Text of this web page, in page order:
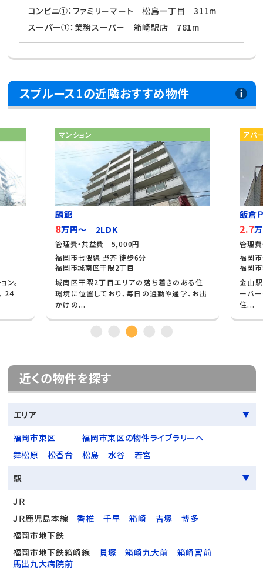
コンビニ①：ファミリーマート 松島一丁目 311m
スーパー①：業務スーパー 箱崎駅店 781m
スプルース1の近隣おすすめ物件
ン。
24
マンション
麟館
8万円～ 2LDK
管理費・共益費 5,000円
福岡市七隈線 野芥 徒歩6分
福岡市城南区干隈2丁目
城南区干隈2丁目エリアの落ち着きのある住
環境に位置しており、毎日の通勤や通学、お出
かけの...
アパ
飯倉
2.7
管理
福岡
福岡
金山
ーパ
住...
近くの物件を探す
エリア
福岡市東区
福岡市東区の物件ライブラリーへ
舞松原
松香台 松島 水谷
若宮
駅
ＪＲ
ＪＲ鹿児島本線
香椎 千早 箱崎 吉塚
博多
福岡市地下鉄
福岡市地下鉄箱崎線
貝塚 箱崎九大前
箱崎宮前
馬出九大病院前